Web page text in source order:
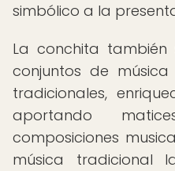
simbólico a la
La conchita
conjuntos de
tradicionales,
aportando
composiciones
música tradicional